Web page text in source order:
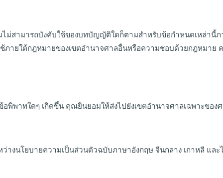
สามารถบังคับใช้ของบทบัญญัติใดก็ตามสำหรับข้อกำหนดเหล่านี้
ายใต้กฎหมายของเขตอำนาจศาลอื่นหรือความชอบด้วยกฎหมาย
พาทใดๆ เกิดขึ้น คุณยินยอมให้ส่งไปยังเขตอำนาจศาลเฉพาะของ
งนโยบายความเป็นส่วนตัวฉบับภาษาอังกฤษ จีนกลาง เกาหลี แล